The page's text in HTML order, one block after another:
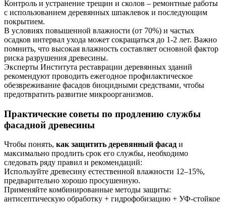
Контроль и устранение трещин и сколов – ремонтные работы
с использованием деревянных шпаклевок и последующим
покрытием.
В условиях повышенной влажности (от 70%) и частых
осадков интервал ухода может сокращаться до 1-2 лет. Важно
помнить, что высокая влажность составляет основной фактор
риска разрушения древесины.
Эксперты Института реставрации деревянных зданий
рекомендуют проводить ежегодное профилактическое
обезвреживание фасадов биоцидными средствами, чтобы
предотвратить развитие микроорганизмов.
Практические советы по продлению службы
фасадной древесины
Чтобы понять, как защитить деревянный фасад и
максимально продлить срок его службы, необходимо
следовать ряду правил и рекомендаций:
Используйте древесину естественной влажности 12–15%,
предварительно хорошо просушенную.
Применяйте комбинированные методы защиты:
антисептическую обработку + гидрофобизацию + УФ-стойкое